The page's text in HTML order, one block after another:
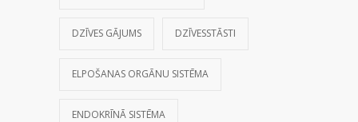
DZĪVES GĀJUMS DZĪVESSTĀSTI
ELPOŠANAS ORGĀNU SISTĒMA
ENDOKRĪNĀ SISTĒMA